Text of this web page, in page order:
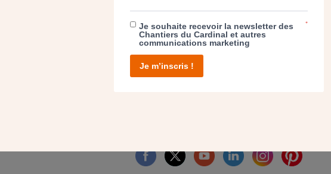
SEUL VOTRE DON
NOUS PERMET D’AGIR
facebook twitter youtube linkedin instagram
Je souhaite recevoir la newsletter des
Chantiers du Cardinal et autres
communications marketing
*
Je m’inscris !